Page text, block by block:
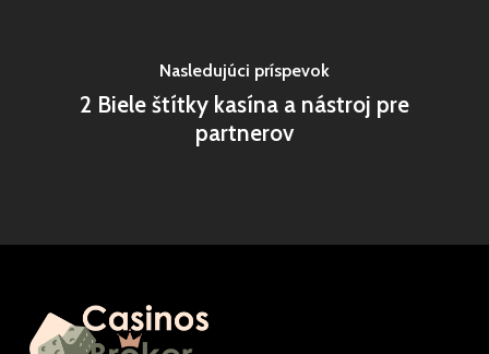
Nasledujúci príspevok
2 Biele štítky kasína a nástroj pre
partnerov